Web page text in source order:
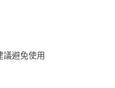
議避免使用